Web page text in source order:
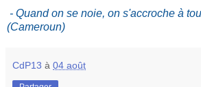
- Quand on se noie, on s'accroche à
(Cameroun)
CdP13 à 04 août